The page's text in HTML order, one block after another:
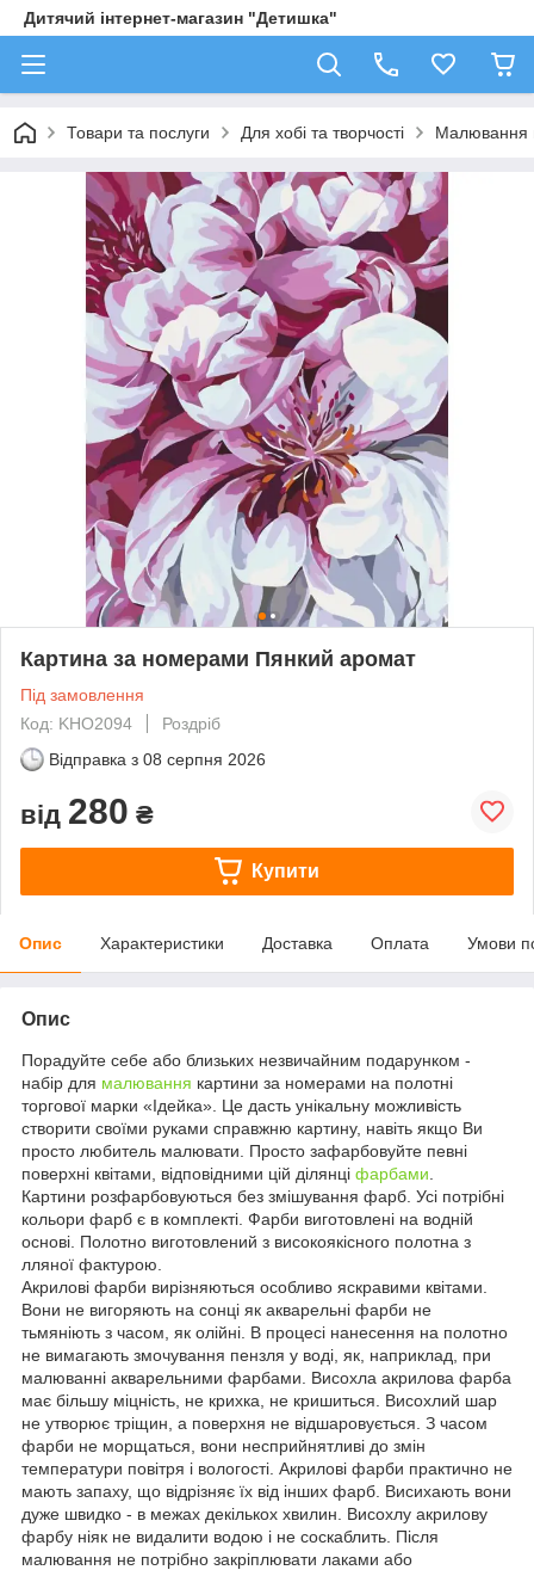
Дитячий інтернет-магазин "Детишка"
Товари та послуги Для хобі та творчості Малювання
Картина за номерами Пянкий аромат
Під замовлення
Код: KHO2094
Роздріб
Відправка з 08 серпня 2026
від 280 ₴
Купити
Опис Характеристики Доставка Оплата Умови
Опис
Порадуйте себе або близьких незвичайним подарунком -
набір для малювання картини за номерами на полотні
торгової марки «Ідейка». Це дасть унікальну можливість
створити своїми руками справжню картину, навіть якщо Ви
просто любитель малювати. Просто зафарбовуйте певні
поверхні квітами, відповідними цій ділянці фарбами
Картини розфарбовуються без змішування фарб. Усі потрібні
кольори фарб є в комплекті. Фарби виготовлені на водній
основі. Полотно виготовлений з високоякісного полотна з
лляної фактурою.
Акрилові фарби вирізняються особливо яскравими квітами.
Вони не вигоряють на сонці як акварельні фарби не
тьмяніють з часом, як олійні. В процесі нанесення на полотно
не вимагають змочування пензля у воді, як, наприклад, при
малюванні акварельними фарбами. Висохла акрилова фарба
має більшу міцність, не крихка, не кришиться. Висохлий шар
не утворює тріщин, а поверхня не відшаровується. З часом
фарби не морщаться, вони несприйнятливі до змін
температури повітря і вологості. Акрилові фарби практично не
мають запаху, що відрізняє їх від інших фарб. Висихають вони
дуже швидко - в межах декількох хвилин. Висохлу акрилову
фарбу ніяк не видалити водою і не соскаблить. Після
малювання не потрібно закріплювати лаками або